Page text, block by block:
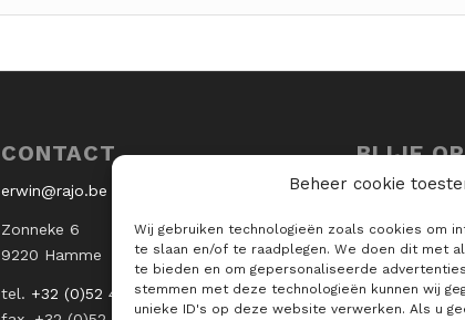
Beheer cookie
Wij gebruiken technologieën zoals cookies om
te slaan en/of te raadplegen. We doen dit met
te bieden en om gepersonaliseerde
stemmen met deze technologieën kunnen wij
unieke ID's op deze website verwerken. Als u
CONTACT
erwin@rajo.be
Zonneke 6
9220 Hamme
tel. +32 (0)52 49 73 12
BLIJF
VAN